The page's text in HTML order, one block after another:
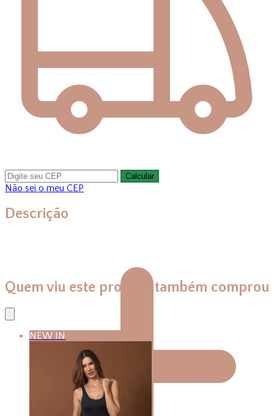
Calcular
Não sei o meu CEP
Descrição
Quem viu este produto também comprou